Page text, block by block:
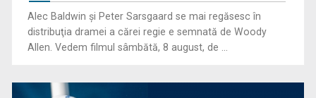
Serialul „Toate pânzele sus!” ne umple duminicile de
aventură, la TVR 2
Alec Baldwin şi Peter Sarsgaard se mai regăsesc în
distribuţia dramei a cărei regie e semnată de Woody
Allen. Vedem filmul sâmbătă, 8 august, de ...